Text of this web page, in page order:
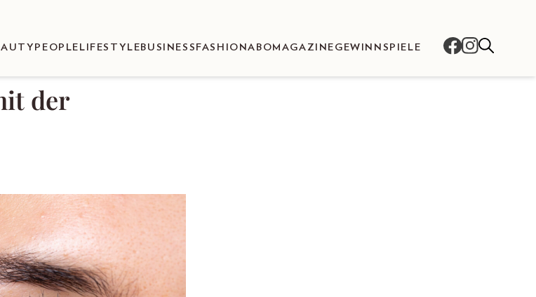
PEOPLE LIFESTYLEBUSINESS FASHIONABOMAGAZINE GEWINNSPIELE
der